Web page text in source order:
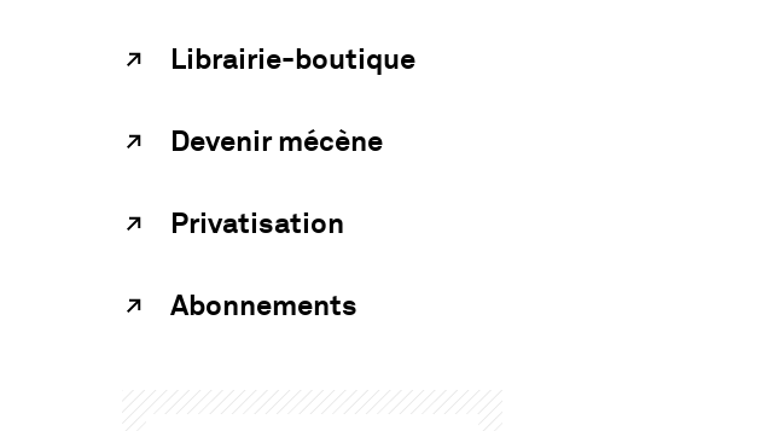
Librairie-boutique
Devenir mécène
Privatisation
Abonnements